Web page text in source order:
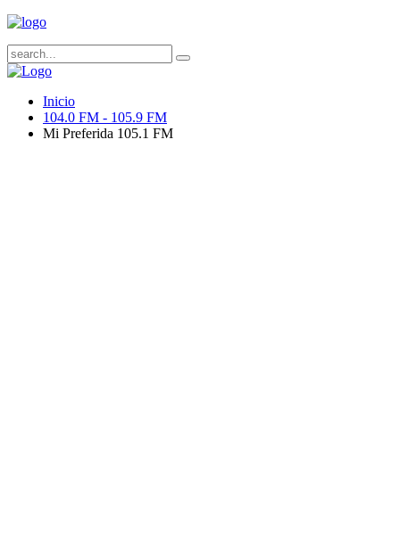
Inicio
104.0 FM - 105.9 FM
Mi Preferida 105.1 FM